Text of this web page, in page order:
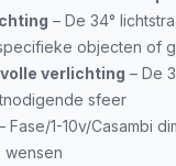
– De 34°
objecten of
verlichting – De
sfeer
Fase/1-10v/Casambi
wensen